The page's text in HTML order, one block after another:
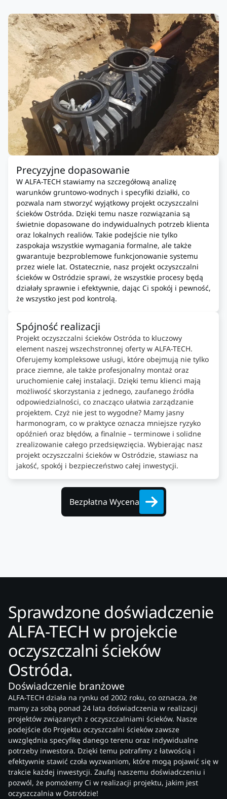
Precyzyjne dopasowanie
W ALFA-TECH stawiamy na szczegółową analizę
warunków gruntowo-wodnych i specyfiki działki, co
pozwala nam stworzyć wyjątkowy projekt oczyszczalni
ścieków Ostróda. Dzięki temu nasze rozwiązania są
świetnie dopasowane do indywidualnych potrzeb klienta
oraz lokalnych realiów. Takie podejście nie tylko
zaspokaja wszystkie wymagania formalne, ale także
gwarantuje bezproblemowe funkcjonowanie systemu
przez wiele lat. Ostatecznie, nasz projekt oczyszczalni
ścieków w Ostródzie sprawi, że wszystkie procesy będą
działały sprawnie i efektywnie, dając Ci spokój i pewność,
że wszystko jest pod kontrolą.
Spójność realizacji
Projekt oczyszczalni ścieków Ostróda to kluczowy
element naszej wszechstronnej oferty w ALFA-TECH.
Oferujemy kompleksowe usługi, które obejmują nie tylko
prace ziemne, ale także profesjonalny montaż oraz
uruchomienie całej instalacji. Dzięki temu klienci mają
możliwość skorzystania z jednego, zaufanego źródła
odpowiedzialności, co znacząco ułatwia zarządzanie
projektem. Czyż nie jest to wygodne? Mamy jasny
harmonogram, co w praktyce oznacza mniejsze ryzyko
opóźnień oraz błędów, a finalnie – terminowe i solidne
zrealizowanie całego przedsięwzięcia. Wybierając nasz
projekt oczyszczalni ścieków w Ostródzie, stawiasz na
jakość, spokój i bezpieczeństwo całej inwestycji.
Bezpłatna Wycena
Sprawdzone doświadczenie
ALFA-TECH w projekcie
oczyszczalni ścieków
Ostróda.
Doświadczenie branżowe
ALFA-TECH działa na rynku od 2002 roku, co oznacza, że
mamy za sobą ponad 24 lata doświadczenia w realizacji
projektów związanych z oczyszczalniami ścieków. Nasze
podejście do Projektu oczyszczalni ścieków zawsze
uwzględnia specyfikę danego terenu oraz indywidualne
potrzeby inwestora. Dzięki temu potrafimy z łatwością i
efektywnie stawić czoła wyzwaniom, które mogą pojawić się w
trakcie każdej inwestycji. Zaufaj naszemu doświadczeniu i
pozwól, że pomożemy Ci w realizacji projektu, jakim jest
oczyszczalnia w Ostródzie!